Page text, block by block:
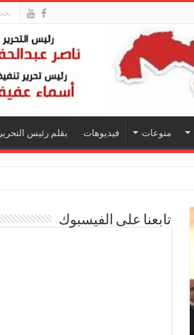
منوعات فيديوهات بقلم رئيس التحرير
تابعنا على الفيسبوك